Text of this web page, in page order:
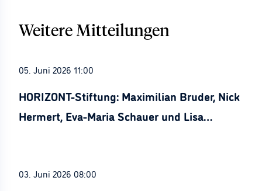
Weitere Mitteilungen
05. Juni 2026 11:00
HORIZONT-Stiftung: Maximilian Bruder, Nick
Hermert, Eva-Maria Schauer und Lisa
03. Juni 2026 08:00